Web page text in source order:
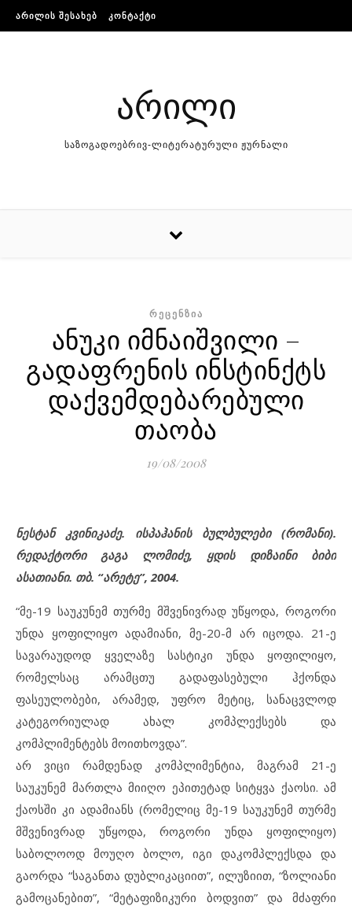
Skip to content
ᲐᲠᲘᲚᲘᲡ ᲨᲔᲡᲐᲮᲔᲑ ᲙᲝᲜᲢᲐᲥᲢᲘ
არილი
საზოგადოებრივ-ლიტერატურული ჟურნალი
ᲠᲔᲪᲔᲜᲖᲘᲐ
ანუკი იმნაიშვილი –
გადაფრენის ინსტინქტს
დაქვემდებარებული
თაობა
19/08/2008
ნესტან კვინიკაძე. ისპაჰანის ბულბულები (რომანი).
რედაქტორი გაგა ლომიძე, ყდის დიზაინი ბიბი
ასათიანი. თბ. “არეტე”, 2004.
“მე-19 საუკუნემ თურმე მშვენივრად უწყოდა, როგორი
უნდა ყოფილიყო ადამიანი, მე-20-მ არ იცოდა. 21-ე
სავარაუდოდ ყველაზე სასტიკი უნდა ყოფილიყო,
რომელსაც არამცთუ გადაფასებული ჰქონდა
ფასეულობები, არამედ, უფრო მეტიც, სანაცვლოდ
კატეგორიულად ახალ კომპლექსებს და
კომპლიმენტებს მოითხოვდა”.
არ ვიცი რამდენად კომპლიმენტია, მაგრამ 21-ე
საუკუნემ მართლა მიიღო ეპითეტად სიტყვა ქაოსი. ამ
ქაოსში კი ადამიანს (რომელიც მე-19 საუკუნემ თურმე
მშვენივრად უწყოდა, როგორი უნდა ყოფილიყო)
საბოლოოდ მოუღო ბოლო, იგი დაკომპლექსდა და
გაორდა “საგანთა დუბლიკაციით”, ილუზიით, “ზოლიანი
გამოცანებით”, “მეტაფიზიკური ბოდვით” და მძაფრი